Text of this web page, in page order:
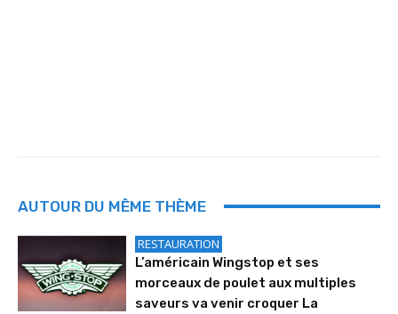
AUTOUR DU MÊME THÈME
RESTAURATION
L’américain Wingstop et ses
morceaux de poulet aux multiples
saveurs va venir croquer La